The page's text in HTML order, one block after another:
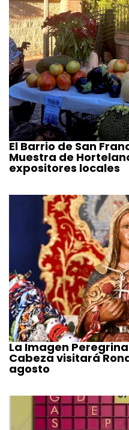
El Barrio de San
Muestra de
expositores locales
La Imagen
Cabeza visitará
agosto